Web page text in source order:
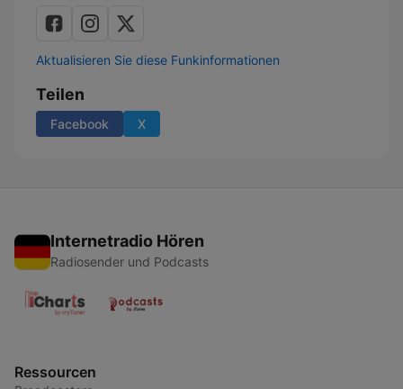
Aktualisieren Sie diese Funkinformationen
Teilen
Facebook X
Internetradio Hören
Radiosender und Podcasts
Ressourcen